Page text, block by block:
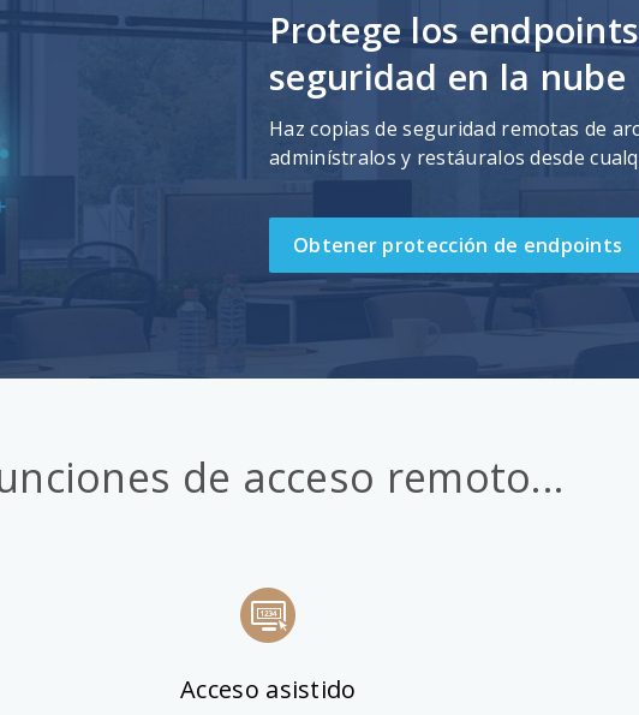
Protege los
seguridad en la nube
Haz copias de seguridad remotas de
adminístralos y restáuralos desde
Obtener protección de endpoints
de acceso remoto...
Acceso asistido